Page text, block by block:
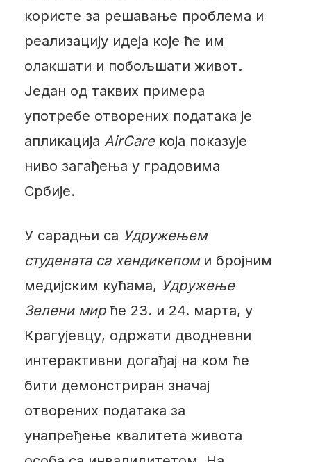
користе за решавање проблема и
реализацију идеја које ће им
олакшати и побољшати живот.
Један од таквих примера
употребе отворених података је
апликација AirCareкоја показује
ниво загађења у градовима
Србије.
У сарадњи са Удружењем
студената са хендикепоми бројним
медијским кућама, Удружење
Зелени мирће 23. и 24. марта, у
Крагујевцу, одржати дводневни
интерактивни догађај на ком ће
бити демонстриран значај
отворених података за
унапређење квалитета живота